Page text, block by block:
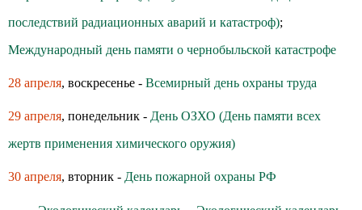
последствий радиационных аварий и катастроф);
Международный день памяти о чернобыльской катастрофе
28 апреля, воскресенье - Всемирный день охраны труда
29 апреля, понедельник - День ОЗХО (День памяти всех
жертв применения химического оружия)
30 апреля, вторник - День пожарной охраны РФ